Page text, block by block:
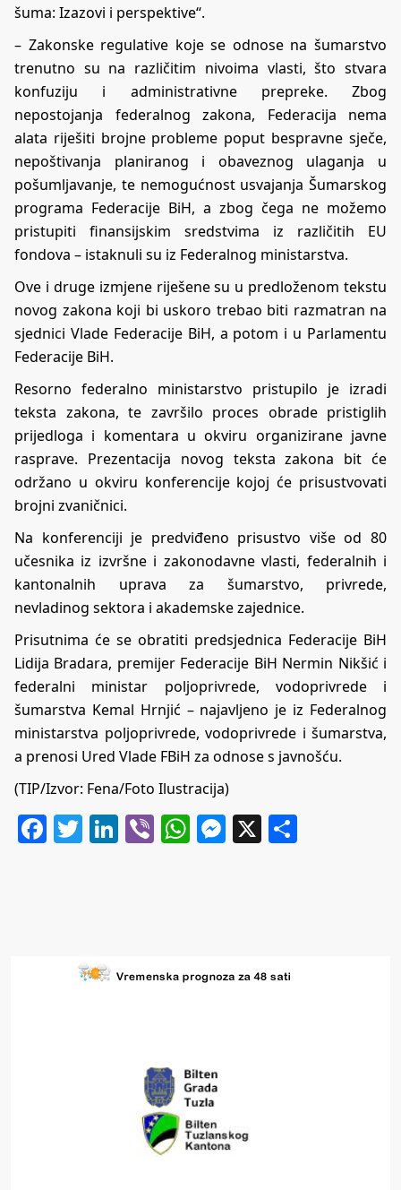
šuma: Izazovi i perspektive“.
– Zakonske regulative koje se odnose na šumarstvo
trenutno su na različitim nivoima vlasti, što stvara
konfuziju i administrativne prepreke. Zbog
nepostojanja federalnog zakona, Federacija nema
alata riješiti brojne probleme poput bespravne sječe,
nepoštivanja planiranog i obaveznog ulaganja u
pošumljavanje, te nemogućnost usvajanja Šumarskog
programa Federacije BiH, a zbog čega ne možemo
pristupiti finansijskim sredstvima iz različitih EU
fondova – istaknuli su iz Federalnog ministarstva.
Ove i druge izmjene riješene su u predloženom tekstu
novog zakona koji bi uskoro trebao biti razmatran na
sjednici Vlade Federacije BiH, a potom i u Parlamentu
Federacije BiH.
Resorno federalno ministarstvo pristupilo je izradi
teksta zakona, te završilo proces obrade pristiglih
prijedloga i komentara u okviru organizirane javne
rasprave. Prezentacija novog teksta zakona bit će
održano u okviru konferencije kojoj će prisustvovati
brojni zvaničnici.
Na konferenciji je predviđeno prisustvo više od 80
učesnika iz izvršne i zakonodavne vlasti, federalnih i
kantonalnih uprava za šumarstvo, privrede,
nevladinog sektora i akademske zajednice.
Prisutnima će se obratiti predsjednica Federacije BiH
Lidija Bradara, premijer Federacije BiH Nermin Nikšić i
federalni ministar poljoprivrede, vodoprivrede i
šumarstva Kemal Hrnjić – najavljeno je iz Federalnog
ministarstva poljoprivrede, vodoprivrede i šumarstva,
a prenosi Ured Vlade FBiH za odnose s javnošću.
(TIP/Izvor: Fena/Foto Ilustracija)
Facebook
Twitter
LinkedIn
ViberWhatsApp
Messenger
X